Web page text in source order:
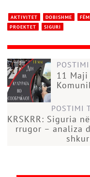
AKTIVITET DOBISHME
PROEKTET
SIGURI
11
POSTIMI
KRSKRR: Siguria
rrugor – analiza